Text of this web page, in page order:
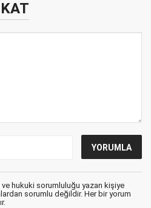
ve hukuki sorumluluğu yazan kişiye
sorumlu değildir. Her bir yorum